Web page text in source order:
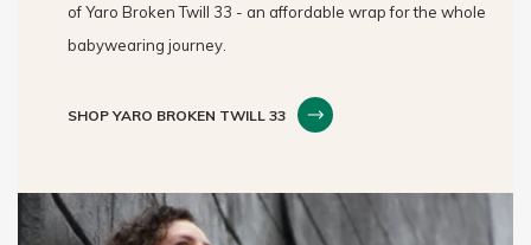
of Yaro Broken Twill 33 - an affordable wrap for the whole
babywearing journey.
SHOP YARO BROKEN TWILL 33